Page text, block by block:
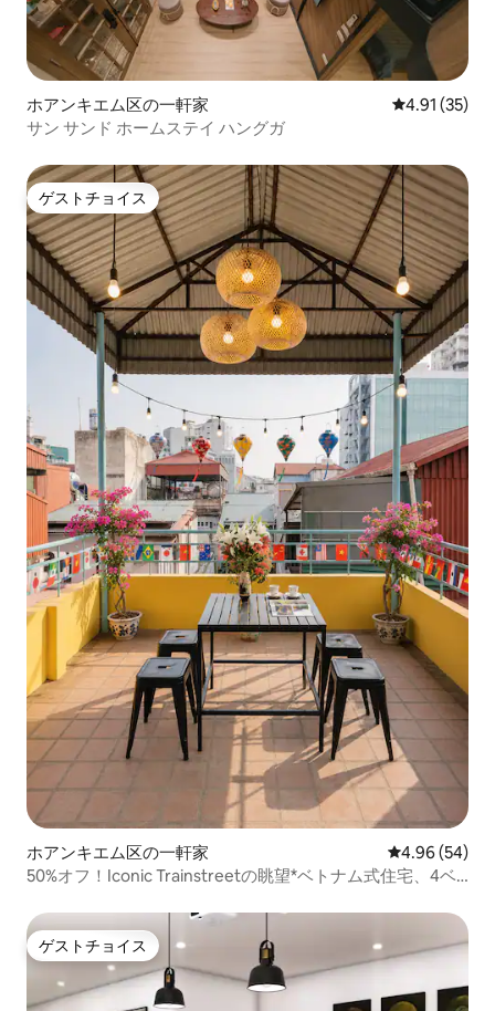
ホアンキエム区の一軒家 レビュー35
4.91 (35)
サン サンド ホームステイ ハングガ
ゲストチョイス
ゲストチョイス
ホアンキエム区の一軒家 レビュー54
4.96 (54)
50%オフ！Iconic Trainstreetの眺望*ベトナム式住宅、4ベ
ゲストチョイス
ゲストチョイス